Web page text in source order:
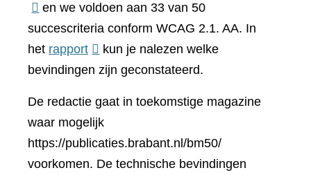
en we voldoen aan 33 van 50
succescriteria conform WCAG 2.1. AA. In
het rapport(verwijst
naar
andere
website)
kun je nalezen welke
bevindingen zijn geconstateerd.
De redactie gaat in toekomstige magazine
waar mogelijk
https://publicaties.brabant.nl/bm50/
voorkomen. De technische bevindingen